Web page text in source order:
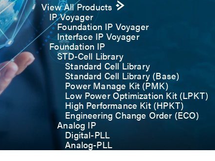
View All Products
IP Voyager
Foundation IP Voyager
Interface IP Voyager
Foundation IP
STD-Cell Library
Standard Cell Library
Standard Cell Library (Base)
Power Manage Kit (PMK)
Low Power Optimization Kit (LPKT)
High Performance Kit (HPKT)
Engineering Change Order (ECO)
Analog IP
Digital-PLL
Analog-PLL
ADC / Temp. Sensor